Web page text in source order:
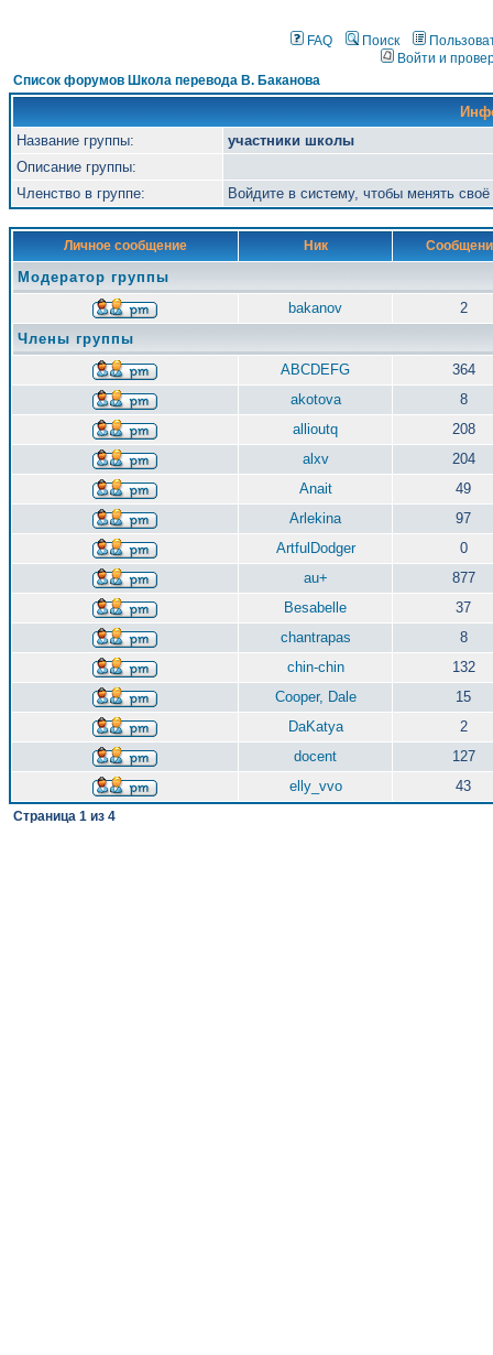
FAQ Поиск
Войти и
Список форумов Школа перевода В. Баканова
Название группы:
участники школы
Описание группы:
Членство в группе:
Войдите в систему, чтобы менять
Личное сообщение Ник
Модератор группы
bakanov
2
Члены группы
ABCDEFG
364
akotova
8
allioutq
208
alxv
204
Anait
49
Arlekina
97
ArtfulDodger
0
au+
877
Besabelle
37
chantrapas
8
chin-chin
132
Cooper, Dale
15
DaKatya
2
docent
127
elly_vvo
43
Страница 1 из 4